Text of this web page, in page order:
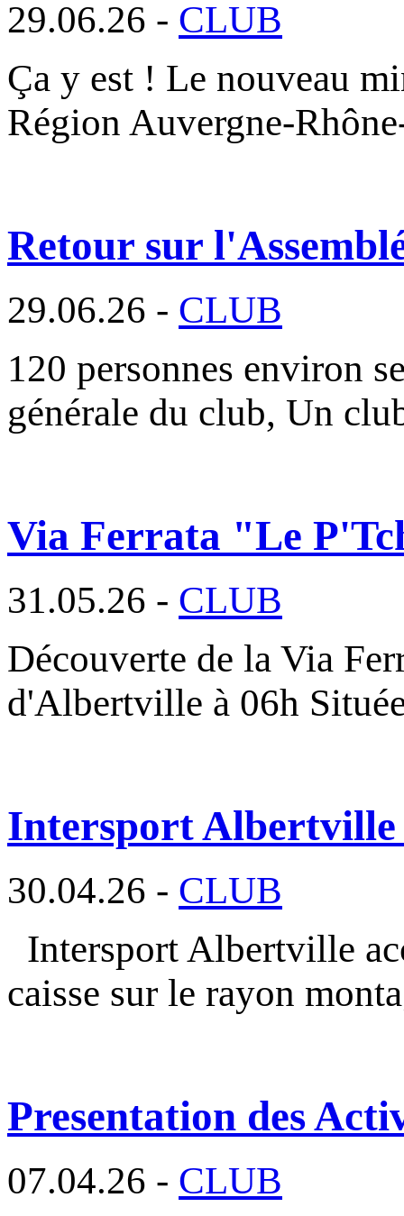
29.06.26 - CLUB
Ça y est ! Le nouveau
Région Auvergne-
Retour sur
29.06.26 - CLUB
120 personnes environ
générale du club, Un
Via Ferrata "Le
31.05.26 - CLUB
Découverte de la Via
d'Albertville à 06h
Intersport Albertville
30.04.26 - CLUB
Intersport Albertville
caisse sur le rayon
Presentation des
07.04.26 - CLUB